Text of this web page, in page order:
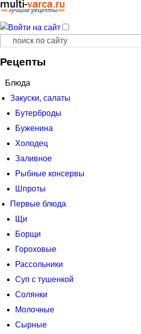
Форма поиска
Поиск
Рецепты
Блюда
Закуски, салаты
Бутерброды
Буженина
Холодец
Заливное
Рыбные консервы
Шпроты
Первые блюда
Щи
Борщи
Гороховые
Рассольники
Суп с тушенкой
Солянки
Молочные
Сырные